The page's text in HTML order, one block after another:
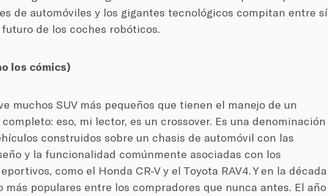
de automóviles y los gigantes tecnológicos compitan entre sí
de los coches robóticos.
los cómics)
muchos SUV más pequeños que tienen el manejo de un
eso, mi lector, es un crossover. Es una denominación
construidos sobre un chasis de automóvil con las
y la funcionalidad comúnmente asociadas con los
como el Honda CR-V y el Toyota RAV4. Y en la década
más populares entre los compradores que nunca antes. El año